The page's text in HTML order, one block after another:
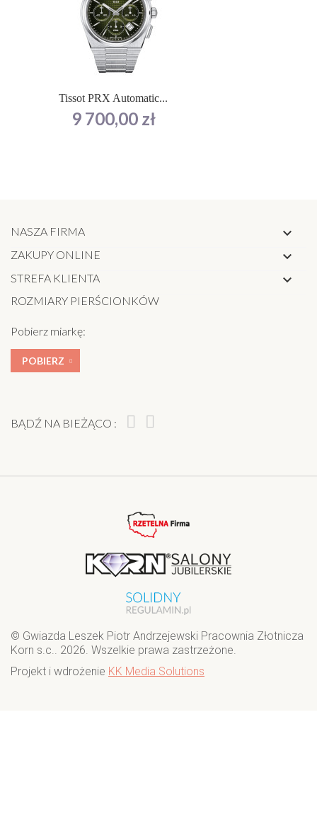
Tissot PRX Automatic...
Cena
9 700,00 zł
NASZA FIRMA 
ZAKUPY ONLINE 
STREFA KLIENTA 
ROZMIARY PIERŚCIONKÓW
Pobierz miarkę:
POBIERZ
BĄDŹ NA BIEŻĄCO :
© Gwiazda Leszek Piotr Andrzejewski Pracownia Złotnicza
Korn s.c.. 2026. Wszelkie prawa zastrzeżone.
Projekt i wdrożenie KK Media Solutions